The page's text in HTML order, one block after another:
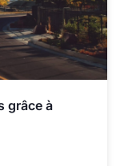
grâce à